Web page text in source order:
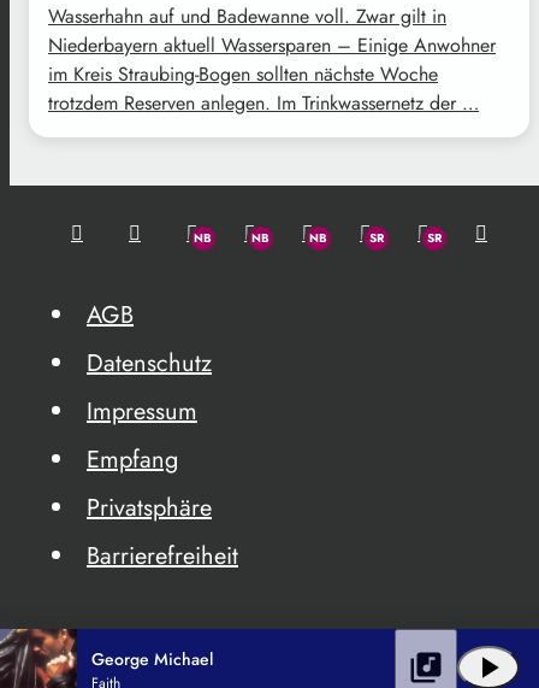
Wasserhahn auf und Badewanne voll. Zwar gilt in
Niederbayern aktuell Wassersparen – Einige Anwohner
im Kreis Straubing-Bogen sollten nächste Woche
trotzdem Reserven anlegen. Im Trinkwassernetz der …
AGB
Datenschutz
Impressum
Empfang
Privatsphäre
Barrierefreiheit
George Michael
Faith play_arrow
library_music